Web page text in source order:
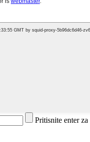
Pritisnite enter